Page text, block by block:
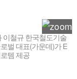
이철규 한국철도기술
벌 대표(가운데)가 E
템 제공